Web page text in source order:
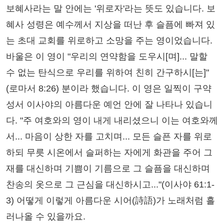
보혜사라는 말 안에는 '위로자'라는 뜻도 있습니다. 보
혜사 성령은 예수께서 지상을 떠난 후 슬픔에 빠져 있
는 초대 교회를 위로하고 소망을 주는 영이었습니다.
바울은 이 영이 "우리의 연약함을 도우시[며]... 말할
수 없는 탄식으로 우리를 위하여 친히 간구하시[는]"
(로마서 8:26) 분이라 했습니다. 이 영은 일찍이 구약
성서 이사야의 아름다운 예언 안에 잘 나타나 있습니
다. "주 여호와의 영이 내게 내리셨으니 이는 여호와께
서... 마음이 상한 자를 고치며... 모든 슬픈 자를 위로
하되 무릇 시온에서 슬퍼하는 자에게 화관을 주어 그
재를 대신하며 기쁨이 기름으로 그 슬픔을 대신하며
찬송의 옷으로 그 근심을 대신하시고..."(이사야 61:1-
3) 어떻게 이렇게 아름다운 시어(詩語)가 노래처럼 흘
러나올 수 있을까요.